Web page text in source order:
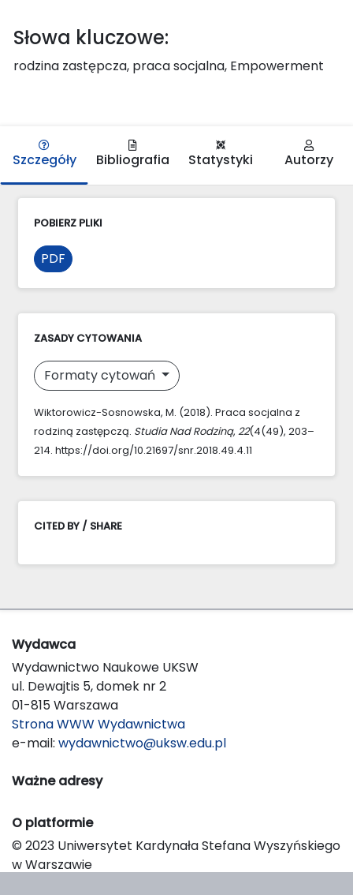
Słowa kluczowe:
rodzina zastępcza, praca socjalna, Empowerment
Szczegóły Bibliografia Statystyki Autorzy
POBIERZ PLIKI
PDF
ZASADY CYTOWANIA
Formaty cytowań
Wiktorowicz-Sosnowska, M. (2018). Praca socjalna z
rodziną zastępczą. Studia Nad Rodziną, 22(4(49), 203–
214. https://doi.org/10.21697/snr.2018.49.4.11
CITED BY / SHARE
Wydawca
Wydawnictwo Naukowe UKSW
ul. Dewajtis 5, domek nr 2
01-815 Warszawa
Strona WWW Wydawnictwa
e-mail: wydawnictwo@uksw.edu.pl
Ważne adresy
O platformie
© 2023 Uniwersytet Kardynała Stefana Wyszyńskiego
w Warszawie